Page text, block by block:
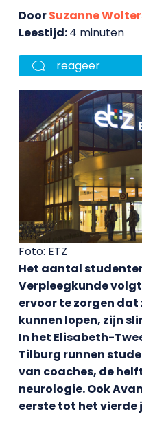
DoorSuzanne
Leestijd:4 minuten
reageer
Foto: ETZ
Het aantal
Verpleegkunde
ervoor te zorgen
kunnen lopen, zijn
In het Elisabeth-
Tilburg runnen
van coaches, de
neurologie. Ook
eerste tot het vierde